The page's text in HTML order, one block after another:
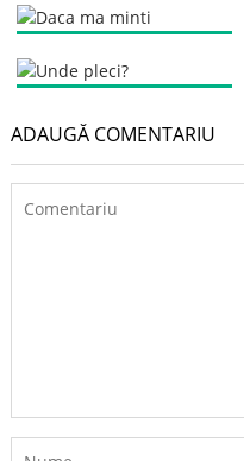
ADAUGĂ COMENTARIU